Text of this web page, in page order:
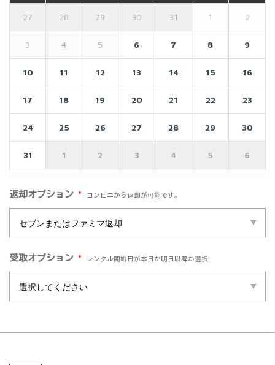
27 28 29 30 31 1 2
3 4 5 6 7 8 9
10 11 12 13 14 15 16
17 18 19 20 21 22 23
24 25 26 27 28 29 30
31 1 2 3 4 5 6
返却オプション * コンビニから返却が可能です。
受取オプション * レンタル開始日が本日か明日以降か選択